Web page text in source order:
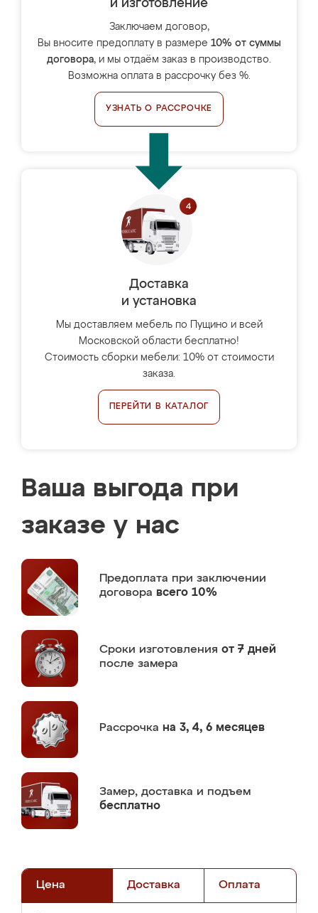
и изготовление
Заключаем договор,
Вы вносите предоплату в размере 10% от суммы
договора, и мы отдаём заказ в производство.
Возможна оплата в рассрочку без %.
УЗНАТЬ О РАССРОЧКЕ
Доставка
и установка
Мы доставляем мебель по Пущино и всей
Московской области бесплатно!
Стоимость сборки мебели: 10% от стоимости
заказа.
ПЕРЕЙТИ В КАТАЛОГ
Ваша выгода при
заказе у нас
Предоплата при заключении
договора всего 10%
Сроки изготовления от 7 дней
после замера
Рассрочка на 3, 4, 6 месяцев
Замер, доставка и подъем
бесплатно
Цена Доставка Оплата